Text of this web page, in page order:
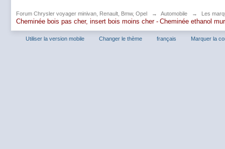
Forum Chrysler voyager minivan, Renault, Bmw, Opel → Automobile → Les
Cheminée bois pas cher, insert bois moins cher - Cheminée ethanol
Utiliser la version mobile Changer le thème français Marquer la